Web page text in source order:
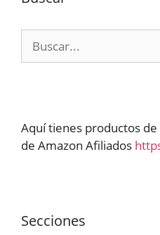
Aquí tienes productos de
de Amazon Afiliados
Secciones